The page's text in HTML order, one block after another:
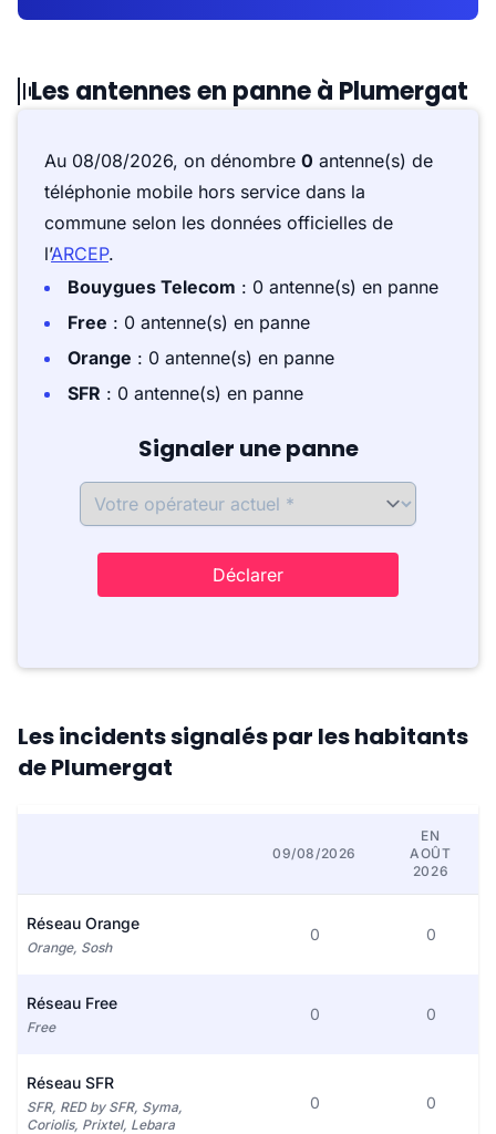
Les antennes en panne à Plumergat
Au 08/08/2026, on dénombre 0 antenne(s) de
téléphonie mobile hors service dans la
commune selon les données officielles de
l’ARCEP.
Bouygues Telecom : 0 antenne(s) en panne
Free : 0 antenne(s) en panne
Orange : 0 antenne(s) en panne
SFR : 0 antenne(s) en panne
Signaler une panne
Déclarer
Les incidents signalés par les habitants
de Plumergat
09/08/2026
EN
AOÛT
2026
Réseau Orange
Orange, Sosh
0 0
Réseau Free
Free
0 0
Réseau SFR
SFR, RED by SFR, Syma,
Coriolis, Prixtel, Lebara
0 0